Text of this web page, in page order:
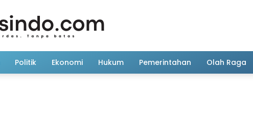
Politik Ekonomi Hukum Pemerintahan Olah Raga